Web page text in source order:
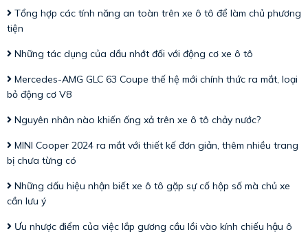
Tổng hợp các tính năng an toàn trên xe ô tô để làm chủ phương
tiện
Những tác dụng của dầu nhớt đối với động cơ xe ô tô
Mercedes-AMG GLC 63 Coupe thế hệ mới chính thức ra mắt, loại
bỏ động cơ V8
Nguyên nhân nào khiến ống xả trên xe ô tô chảy nước?
MINI Cooper 2024 ra mắt với thiết kế đơn giản, thêm nhiều trang
bị chưa từng có
Những dấu hiệu nhận biết xe ô tô gặp sự cố hộp số mà chủ xe
cần lưu ý
Ưu nhược điểm của việc lắp gương cầu lồi vào kính chiếu hậu ô